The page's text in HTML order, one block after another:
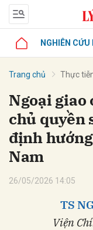
NGHIÊN CỨU
Trang chủ Thực
Ngoại giao
chủ quyền
định
Nam
26/05/2026 14:05
TS
Viện